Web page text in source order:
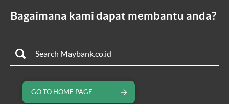
Bagaimana kami dapat membantu anda?
GO TO HOME PAGE